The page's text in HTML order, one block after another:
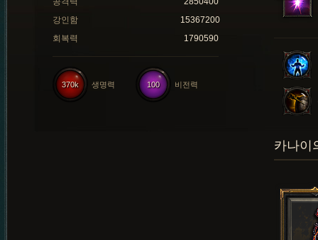
강인함
15367200
회복력
1790590
100 비전력
370k 생명력
카나이